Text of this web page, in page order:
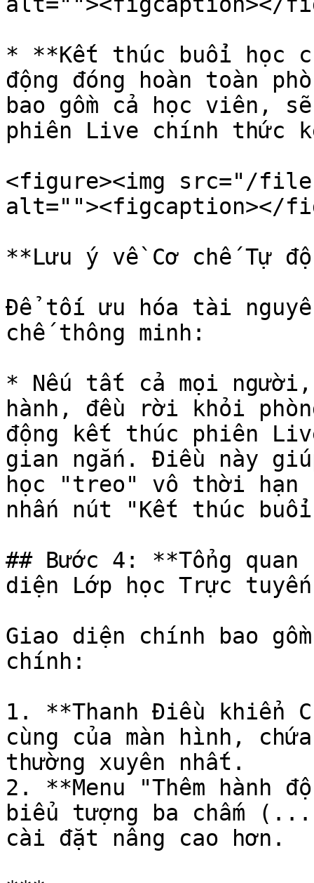
* **Kết thúc buổi học
động đóng hoàn toàn
bao gồm cả học viên,
phiên Live chính thức
<figure><img src="/files/
alt=""><figcaption></
**Lưu ý về Cơ chế Tự
Để tối ưu hóa tài
chế thông minh:
* Nếu tất cả mọi người,
hành, đều rời khỏi
động kết thúc phiên
gian ngắn. Điều này
học "treo" vô thời hạn
nhấn nút "Kết thúc
## Bước 4: **Tổng
diện Lớp học Trực
Giao diện chính bao
chính:
1. **Thanh Điều khiển
cùng của màn hình,
thường xuyên nhất.
2. **Menu "Thêm hành
biểu tượng ba chấm
cài đặt nâng cao hơn.